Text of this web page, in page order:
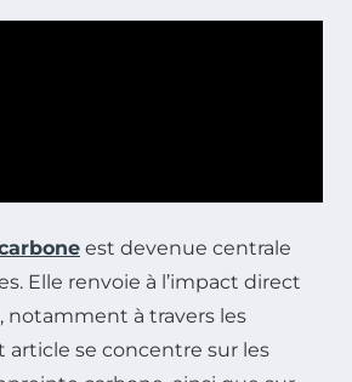
est devenue centrale
Elle renvoie à l’impact direct
notamment à travers les
article se concentre sur les